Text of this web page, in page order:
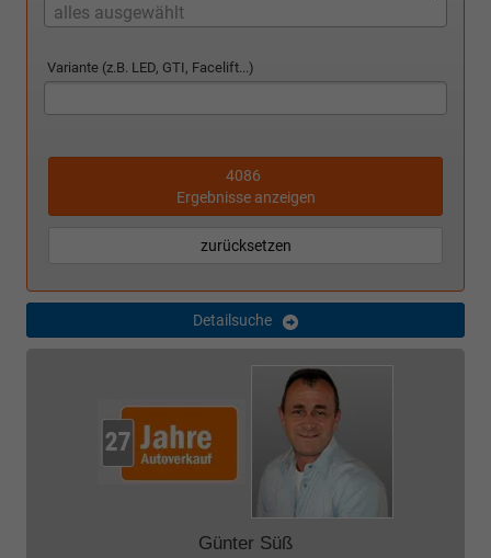
alles ausgewählt
Variante (z.B. LED, GTI, Facelift...)
4086
Ergebnisse anzeigen
zurücksetzen
Detailsuche
Günter Süß